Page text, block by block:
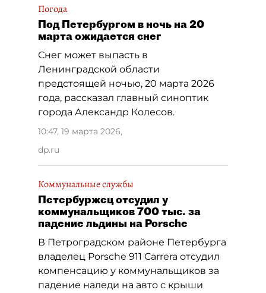
Погода
Под Петербургом в ночь на 20
марта ожидается снег
Снег может выпасть в
Ленинградской области
предстоящей ночью, 20 марта 2026
года, рассказал главный синоптик
города Александр Колесов.
10:47, 19 марта 2026,
dp.ru
Коммунальные службы
Петербуржец отсудил у
коммунальщиков 700 тыс. за
падение льдины на Porsche
В Петроградском районе Петербурга
владелец Porsche 911 Carrera отсудил
компенсацию у коммунальщиков за
падение наледи на авто с крыши